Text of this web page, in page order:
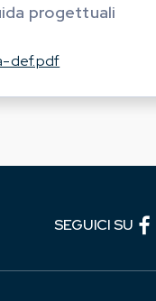
progettuali
def.pdf
SEGUICI SU